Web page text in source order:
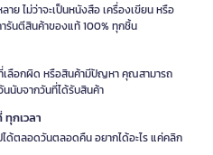
ย ไม่ว่าจะเป็นหนังสือ เครื่องเขียน หรือ
รันตีสินค้าของแท้ 100% ทุกชิ้น
ที่เลือกผิด หรือสินค้ามีปัญหา คุณสามารถ
นนับจากวันที่ได้รับสินค้า
กเวลา
ด้ตลอดวันตลอดคืน อยากได้อะไร แค่คลิก